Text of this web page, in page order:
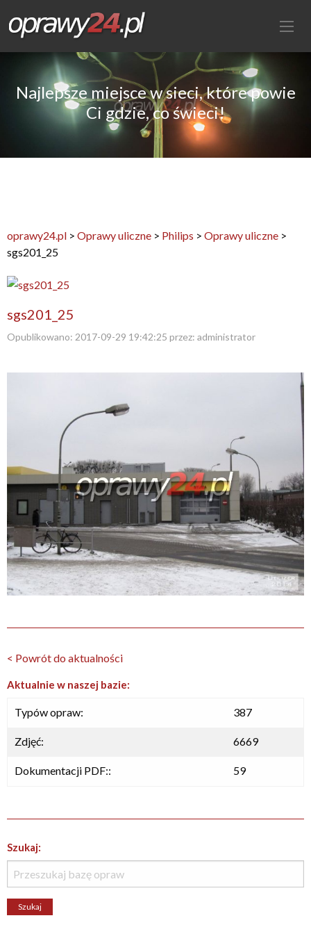
Najlepsze miejsce w sieci, które powie
Ci gdzie, co świeci!
oprawy24.pl > Oprawy uliczne > Philips > Oprawy uliczne >
sgs201_25
sgs201_25
Opublikowano: 2017-09-29 19:42:25 przez: administrator
< Powrót do aktualności
Aktualnie w naszej bazie:
Typów opraw: 387
Zdjęć: 6669
Dokumentacji PDF:: 59
Szukaj: